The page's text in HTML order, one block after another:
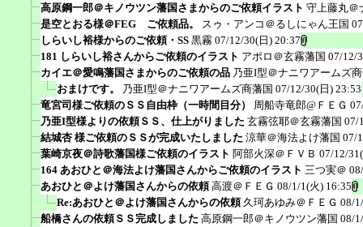
高原鋼一郎＠キノウツン藩国さまからのご依頼イラスト 守上藤丸＠
是空とおる様＠FEG ご依頼品。
スゥ・アンコ＠るしにゃん王国
しらいし裕様からのご依頼・SS 黒霧 07/12/30(日) 20:37
181 しらいし裕さんからご依頼のイラスト アポロ＠玄霧藩国 07/12/
カイエ＠愛鳴藩国さまからのご依頼の品 乃亜I型＠ナニワアームズ
おまけです。
乃亜I型＠ナニワアームズ商藩国 07/12/30(日) 23:53
竜宮司様ご依頼のＳＳ自由枠（一時間目分）
周船寺竜郎@ＦＥＧ
乃亜I型様よりの依頼ＳＳ、仕上がりました 玄霧弦耶＠玄霧藩国 07/
結城杏 様ご依頼のＳＳが完成いたしました 涼華＠海法よけ藩国 07/
葉崎京夜＠詩歌藩国様ご依頼のイラスト 阿部火深＠ＦＶＢ 07/12/
164 あおひと＠海法よけ藩国さんからご依頼のイラスト 三つ実＠
あおひと＠よけ藩国さんからの依頼 高渡＠ＦＥＧ 08/1/1(火) 16:35
Re:あおひと＠よけ藩国さんからの依頼 久珂あゆみ＠ＦＥＧ 08/
船橋さんの依頼ＳＳ完成しました 高原鋼一郎＠キノウツン藩国 08/